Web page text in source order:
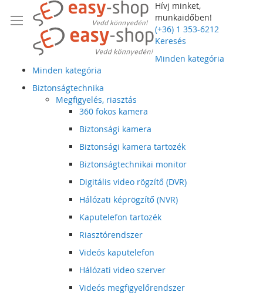
Hívj minket,
munkaidőben!
(+36) 1 353-6212
Keresés
Minden kategória
Minden kategória
Biztonságtechnika
Megfigyelés, riasztás
360 fokos kamera
Biztonsági kamera
Biztonsági kamera tartozék
Biztonságtechnikai monitor
Digitális video rögzítő (DVR)
Hálózati képrögzítő (NVR)
Kaputelefon tartozék
Riasztórendszer
Videós kaputelefon
Hálózati video szerver
Videós megfigyelőrendszer